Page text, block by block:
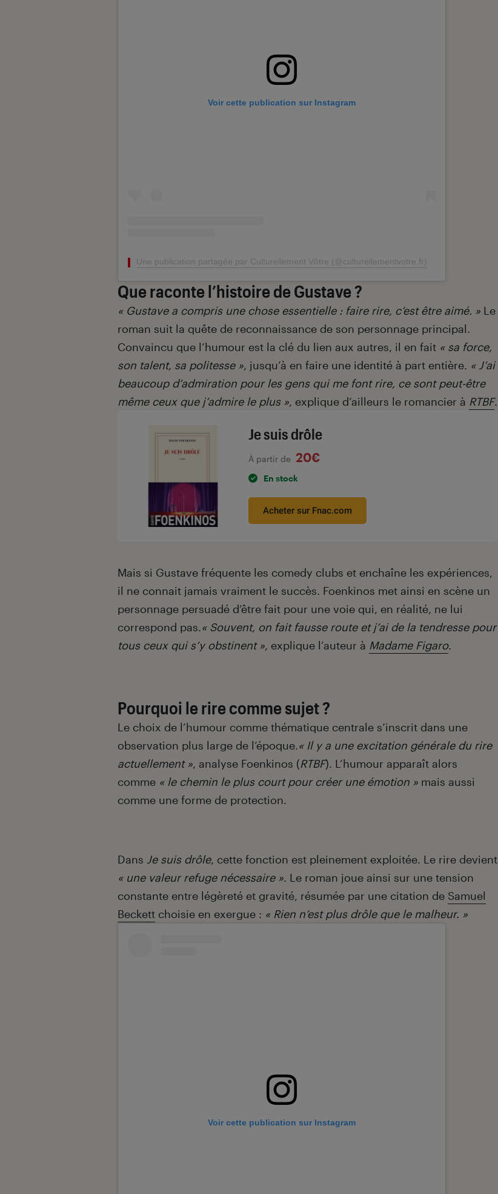
Voir cette publication sur Instagram
Une publication partagée par Culturellement Vôtre (@culturellementvotre.fr)
Que raconte l’histoire de Gustave ?
« Gustave a compris une chose essentielle : faire rire, c’est être aimé. » Le
roman suit la quête de reconnaissance de son personnage principal.
Convaincu que l’humour est la clé du lien aux autres, il en fait « sa force,
son talent, sa politesse », jusqu’à en faire une identité à part entière. « J’ai
beaucoup d’admiration pour les gens qui me font rire, ce sont peut-être
même ceux que j’admire le plus », explique d’ailleurs le romancier à RTBF.
Je suis drôle
À partir de 20€
En stock
Acheter sur Fnac.com
Mais si Gustave fréquente les comedy clubs et enchaîne les expériences,
il ne connait jamais vraiment le succès. Foenkinos met ainsi en scène un
personnage persuadé d’être fait pour une voie qui, en réalité, ne lui
correspond pas.« Souvent, on fait fausse route et j’ai de la tendresse pour
tous ceux qui s’y obstinent », explique l’auteur à Madame Figaro.
Pourquoi le rire comme sujet ?
Le choix de l’humour comme thématique centrale s’inscrit dans une
observation plus large de l’époque.« Il y a une excitation générale du rire
actuellement », analyse Foenkinos (RTBF). L’humour apparaît alors
comme « le chemin le plus court pour créer une émotion » mais aussi
comme une forme de protection.
Dans Je suis drôle, cette fonction est pleinement exploitée. Le rire devient
« une valeur refuge nécessaire ». Le roman joue ainsi sur une tension
constante entre légèreté et gravité, résumée par une citation de Samuel
Beckett choisie en exergue : « Rien n’est plus drôle que le malheur. »
Voir cette publication sur Instagram